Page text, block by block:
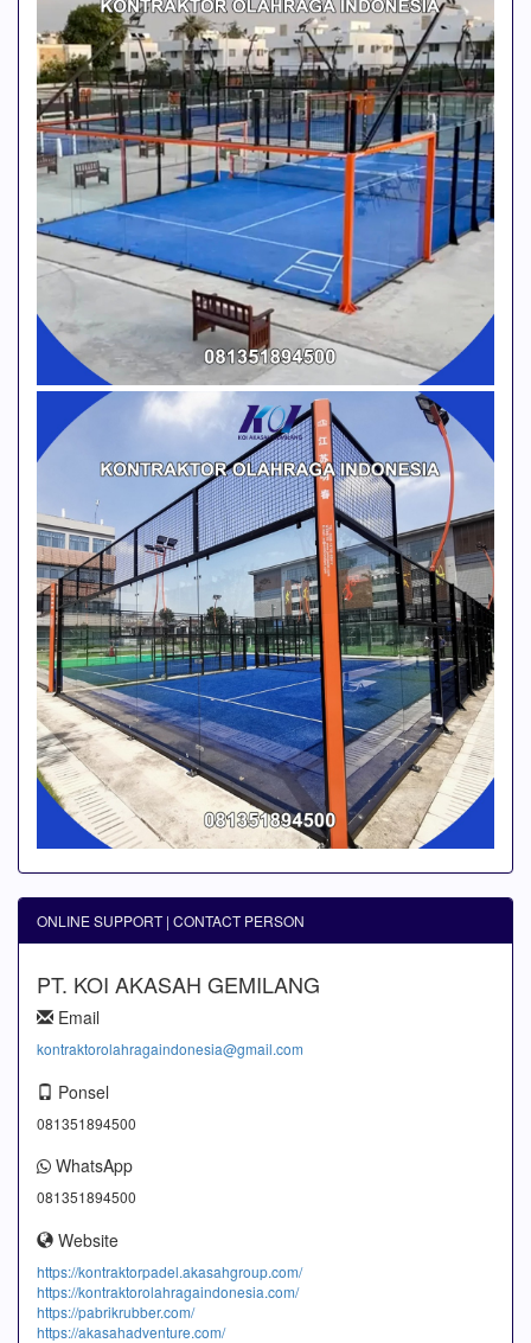
ONLINE SUPPORT | CONTACT PERSON
PT. KOI AKASAH GEMILANG
Email
kontraktorolahragaindonesia@gmail.com
Ponsel
081351894500
WhatsApp
081351894500
Website
https://kontraktorpadel.akasahgroup.com/
https://kontraktorolahragaindonesia.com/
https://pabrikrubber.com/
https://akasahadventure.com/